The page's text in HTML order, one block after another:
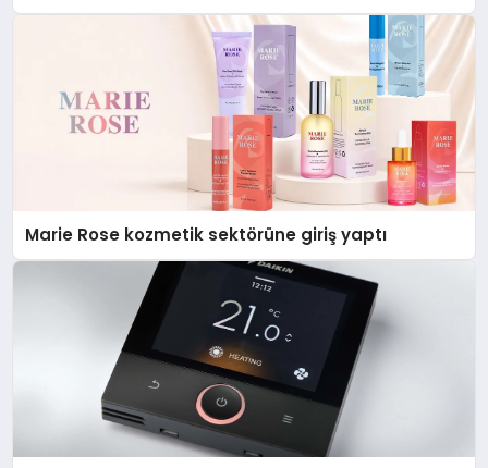
Düzenleyici Onaylarını Aldı
Marie Rose kozmetik sektörüne giriş yaptı